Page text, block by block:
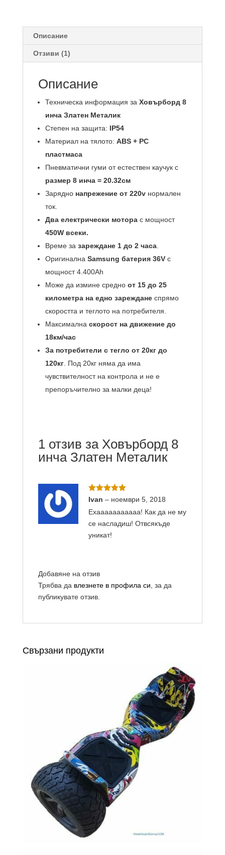
Описание
Отзиви (1)
Описание
Техническа информация за Ховърборд 8
инча Златен Металик
Степен на защита: IP54
Материал на тялото: ABS + PC
пластмаса
Пневматични гуми от естествен каучук с
размер 8 инча = 20.32см
Зарядно напрежение от 220vнормален
ток.
Два електрически моторас мощност
450W всеки.
Време за зареждане 1 до 2 часа.
Оригинална Samsung батерия 36Vс
мощност 4.400Аh
Може да измине средно от 15 до 25
километра на едно зарежданеспрямо
скоростта и теглото на потребителя.
Максимална скорост на движение до
18км/час
За потребители с тегло от 20кг до
120кг. Под 20кг няма да има
чувствителност на контрола и не е
препоръчително за малки деца!
1 отзив за Ховърборд 8
инча Златен Металик
Оценено с
Ivan – ноември 5, 2018
Ехааааааааааа! Как да не му
се насладиш! Отвсякъде
уникат!
Добавяне на отзив
Трябва да влезнете в профила си , за да
публикувате отзив.
Свързани продукти